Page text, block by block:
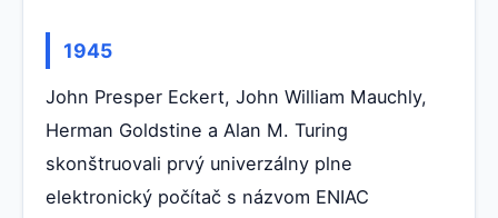
1945
John Presper Eckert, John William Mauchly,
Herman Goldstine a Alan M. Turing
skonštruovali prvý univerzálny plne
elektronický počítač s názvom ENIAC